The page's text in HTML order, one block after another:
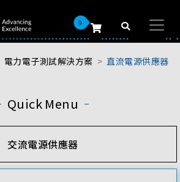
0
電力電子測試解決方案 直流電源供應器
Quick Menu
交流電源供應器